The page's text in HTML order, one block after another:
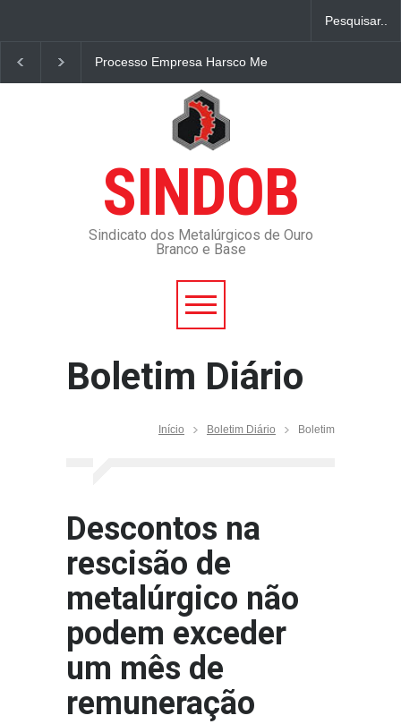
Processo Empresa Harsco Metals
SINDOB
Sindicato dos Metalúrgicos de Ouro
Branco e Base
Boletim Diário
Início Boletim Diário Boletim
Descontos na
rescisão de
metalúrgico não
podem exceder
um mês de
remuneração